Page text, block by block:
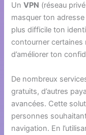
UnVPN (réseau
masquer ton
plus difficile ton
contourner
d’améliorer ton
De nombreux
gratuits, d’autres
avancées. Cette
personnes
navigation. En